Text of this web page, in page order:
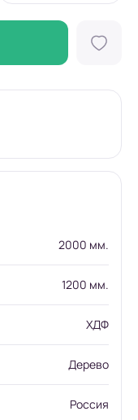
2000 мм.
1200 мм.
ХДФ
Дерево
Россия